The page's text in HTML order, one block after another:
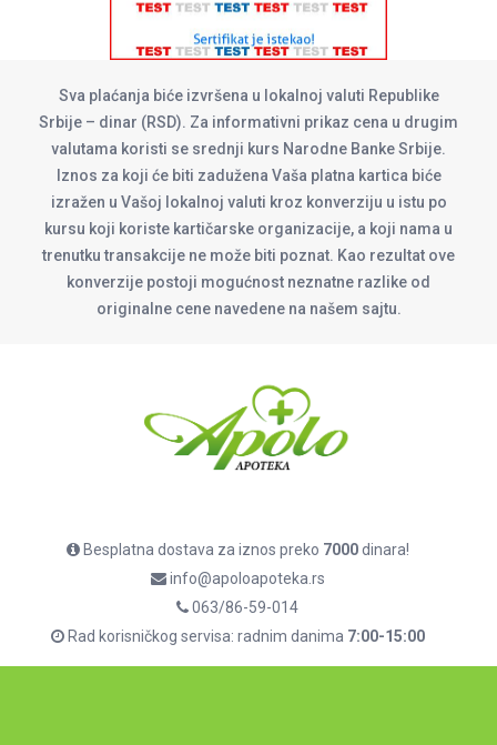
Sva plaćanja biće izvršena u lokalnoj valuti Republike
Srbije – dinar (RSD). Za informativni prikaz cena u drugim
valutama koristi se srednji kurs Narodne Banke Srbije.
Iznos za koji će biti zadužena Vaša platna kartica biće
izražen u Vašoj lokalnoj valuti kroz konverziju u istu po
kursu koji koriste kartičarske organizacije, a koji nama u
trenutku transakcije ne može biti poznat. Kao rezultat ove
konverzije postoji mogućnost neznatne razlike od
originalne cene navedene na našem sajtu.
Besplatna dostava za iznos preko 7000dinara!
info@apoloapoteka.rs
063/86-59-014
Rad korisničkog servisa: radnim danima 7:00-15:00